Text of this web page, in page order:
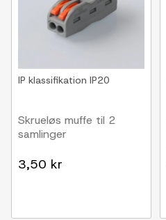
IP klassifikation IP20
Skrueløs muffe til 2
samlinger
3,50 kr